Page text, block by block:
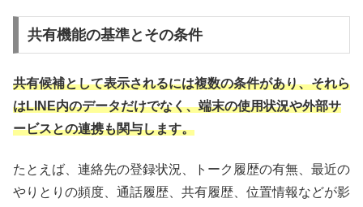
共有機能の基準とその条件
共有候補として表示されるには複数の条件があり、それら
はLINE内のデータだけでなく、端末の使用状況や外部サ
ービスとの連携も関与します。
たとえば、連絡先の登録状況、トーク履歴の有無、最近の
やりとりの頻度、通話履歴、共有履歴、位置情報などが影